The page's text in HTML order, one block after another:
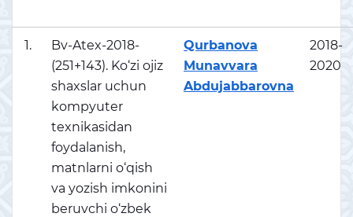
1.
Bv-Atex-2018-
(251+143). Ko‘zi ojiz
shaxslar uchun
kompyuter
texnikasidan
foydalanish,
matnlarni o‘qish
va yozish imkonini
beruvchi o‘zbek
Qurbanova
Munavvara
Abdujabbarovna
2018-
2020